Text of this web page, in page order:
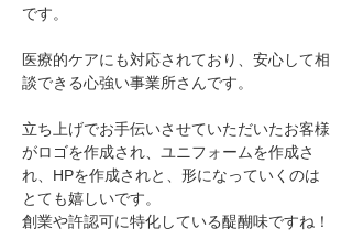
です。
医療的ケアにも対応されており、安心して相
談できる心強い事業所さんです。
立ち上げでお手伝いさせていただいたお客様
がロゴを作成され、ユニフォームを作成さ
れ、HPを作成されと、形になっていくのは
とても嬉しいです。
創業や許認可に特化している醍醐味ですね！